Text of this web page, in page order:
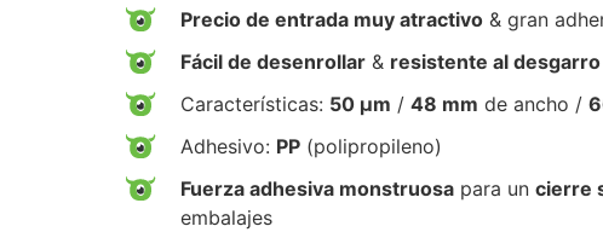
Precio de entrada muy atractivo & gran
Fácil de desenrollar & resistente al desgarro
Características: 50 µm / 48 mm de ancho /
Adhesivo: PP (polipropileno)
Fuerza adhesiva monstruosa para un cierre
embalajes